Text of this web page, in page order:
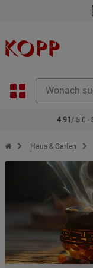
4.91 / 5.0 -
Zur Startseite des Kopp
Haus & Garten